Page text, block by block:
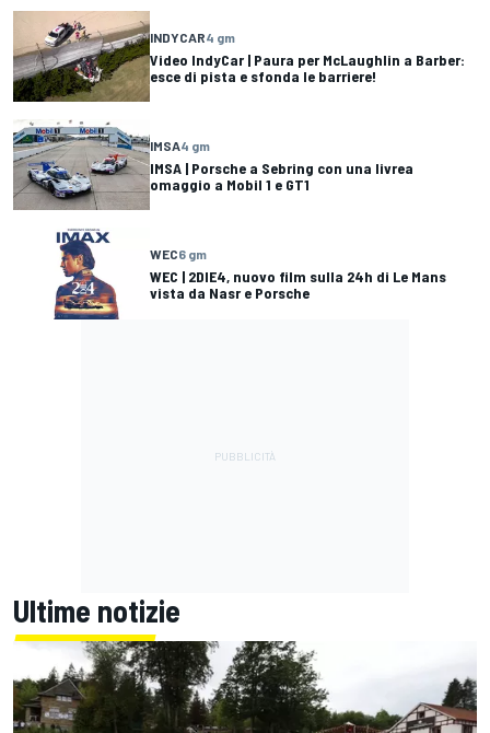
INDYCAR4 gm
Video IndyCar | Paura per McLaughlin a Barber:
esce di pista e sfonda le barriere!
IMSA4 gm
IMSA | Porsche a Sebring con una livrea
omaggio a Mobil 1 e GT1
WEC6 gm
WEC | 2DIE4, nuovo film sulla 24h di Le Mans
vista da Nasr e Porsche
Ultime notizie